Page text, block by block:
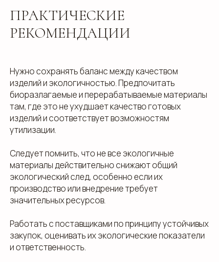
ПРАКТИЧЕСКИЕ
РЕКОМЕНДАЦИИ
Нужно сохранять баланс между качеством
изделий и экологичностью. Предпочитать
биоразлагаемые и перерабатываемые материалы
там, где это не ухудшает качество готовых
изделий и соответствует возможностям
утилизации.
Следует помнить, что не все экологичные
материалы действительно снижают общий
экологический след, особенно если их
производство или внедрение требует
значительных ресурсов.
Работать с поставщиками по принципу устойчивых
закупок, оценивать их экологические показатели
и ответственность.
Свяжитесь с нами для консультации. Мы обсудим
ваши потребности, предложим варианты и
ЗАПОЛНИТЕ ЗАЯВКУ, И
ИДЕАЛЬНОЕ РЕШЕНИЕ
клиентам